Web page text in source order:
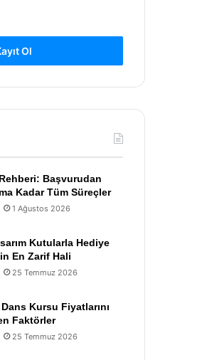
Ol
Başvurudan
Kadar Tüm Süreçler
1 Ağustos 2026
Kutularla Hediye
En Zarif Hali
25 Temmuz 2026
Kursu Fiyatlarını
Faktörler
25 Temmuz 2026